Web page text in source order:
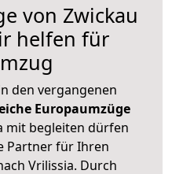
von Zwickau
helfen für
den vergangenen
Europaumzüge
mit begleiten dürfen
Partner für Ihren
Vrilissia. Durch